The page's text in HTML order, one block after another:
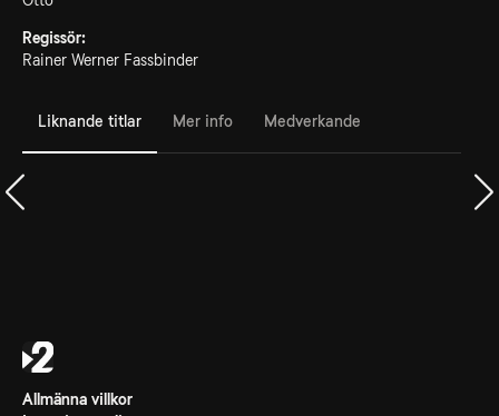
Regissör:
Rainer Werner Fassbinder
Liknande titlar Mer info Medverkande
Allmänna villkor